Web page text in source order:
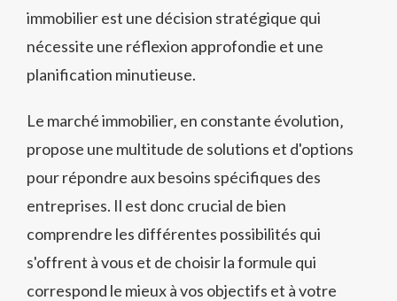
immobilier est une décision stratégique qui
nécessite une réflexion approfondie et une
planification minutieuse.
Le marché immobilier‚ en constante évolution‚
propose une multitude de solutions et d'options
pour répondre aux besoins spécifiques des
entreprises. Il est donc crucial de bien
comprendre les différentes possibilités qui
s'offrent à vous et de choisir la formule qui
correspond le mieux à vos objectifs et à votre